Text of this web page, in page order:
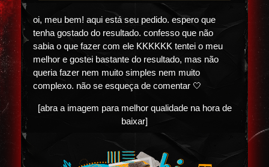
oi, meu bem! aqui está seu pedido. espero que
tenha gostado do resultado. confesso que não
sabia o que fazer com ele KKKKKK tentei o meu
melhor e gostei bastante do resultado, mas não
queria fazer nem muito simples nem muito
complexo. não se esqueça de comentar 🤍
[abra a imagem para melhor qualidade na hora de
baixar]